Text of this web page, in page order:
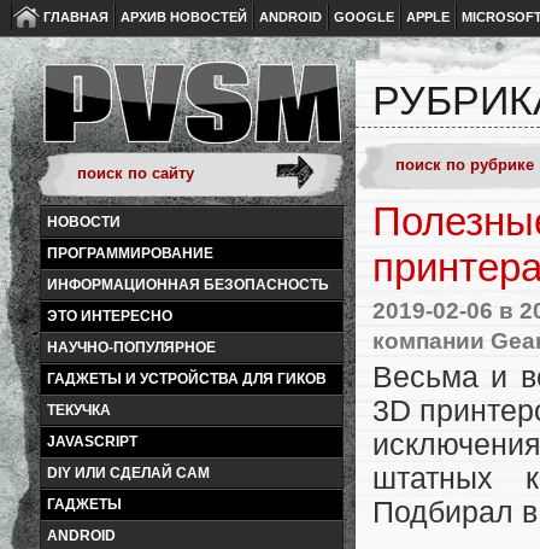
ГЛАВНАЯ АРХИВ НОВОСТЕЙ ANDROID GOOGLE APPLE
НОВОСТИ
ПРОГРАММИРОВАНИЕ
ИНФОРМАЦИОННАЯ БЕЗОПАСНОСТЬ
ЭТО ИНТЕРЕСНО
НАУЧНО-ПОПУЛЯРНОЕ
ГАДЖЕТЫ И УСТРОЙСТВА ДЛЯ ГИКОВ
ТЕКУЧКА
JAVASCRIPT
DIY ИЛИ СДЕЛАЙ САМ
ГАДЖЕТЫ
ANDROID
2019-02-06 в
компании
Весьма и
3D
штатных
Подбирал